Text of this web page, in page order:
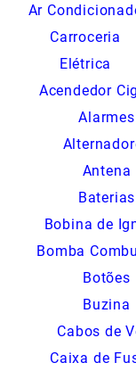
Ar
Carroceria
Elétrica
Acendedor
Alarmes
Antena
Baterias
Bobina de
Bomba
Botões
Buzina
Cabos de
Caixa de